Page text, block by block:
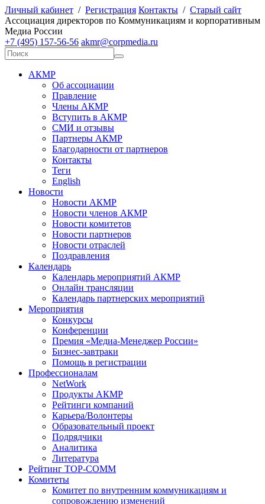
Личный кабинет / Регистрация Контакты / Старый сайт
Ассоциация директоров по Коммуникациям и корпоративным
Медиа России
+7 (495) 157-56-56 akmr@corpmedia.ru
АКМР
Об ассоциации
Правление
Члены АКМР
Вступить в АКМР
СМИ и отзывы
Партнеры АКМР
Благодарности от партнеров
Контакты
Теги
English
Новости
Новости АКМР
Новости членов АКМР
Новости комитетов
Новости партнеров
Новости отраслей
Поздравления
Календарь
Календарь мероприятий АКМР
Онлайн трансляции
Календарь партнерских мероприятий
Мероприятия
Конкурсы
Конференции
Премия «Медиа-Менеджер России»
Бизнес-завтраки
Помощь в регистрации
Профессионалам
NetWork
Продукты АКМР
Рейтинги компаний
Карьера/Волонтеры
Образовательный проект
Подрядчики
Аналитика
Литература
Рейтинг TOP-COMM
Комитеты
Комитет по внутренним коммуникациям и
сопровождению изменений